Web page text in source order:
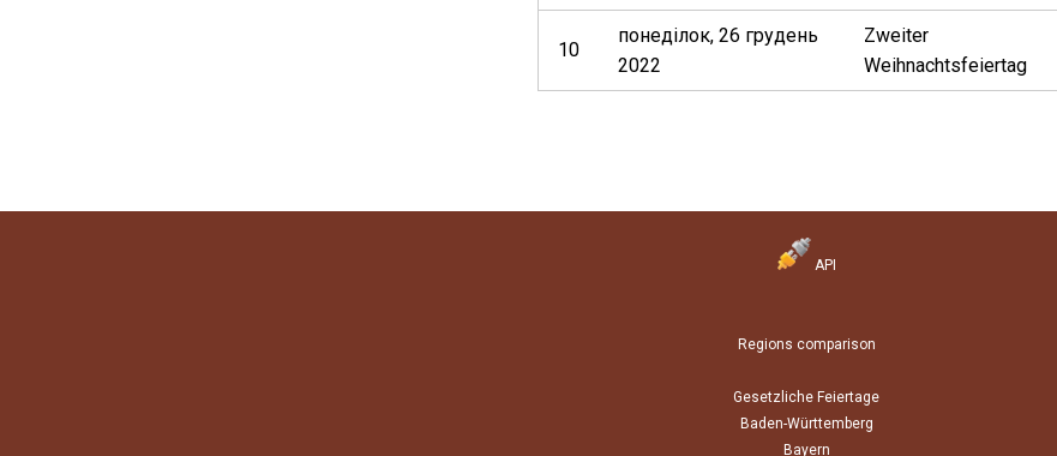
10
понеділок, 26 грудень
2022
Zweiter
Weihnachtsfeiertag
API
Regions comparison
Gesetzliche Feiertage
Baden-Württemberg
Bayern